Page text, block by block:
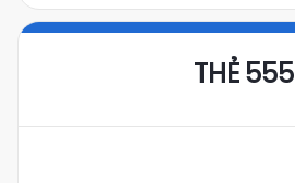
THẺ 555